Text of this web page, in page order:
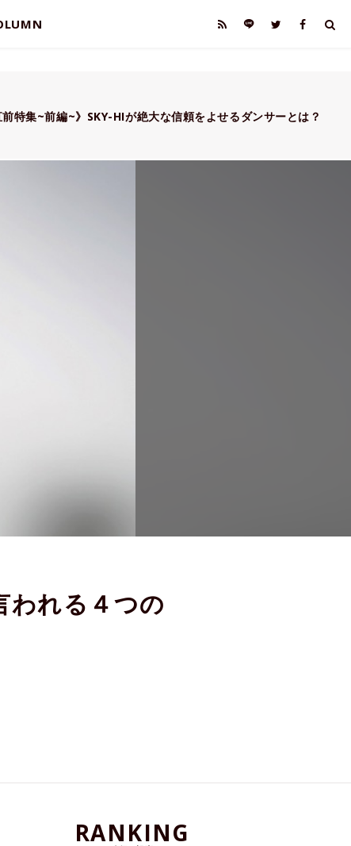
前特集~前編~》SKY-HIが絶大な信頼をよせるダンサーとは？
われる４つの
RANKING